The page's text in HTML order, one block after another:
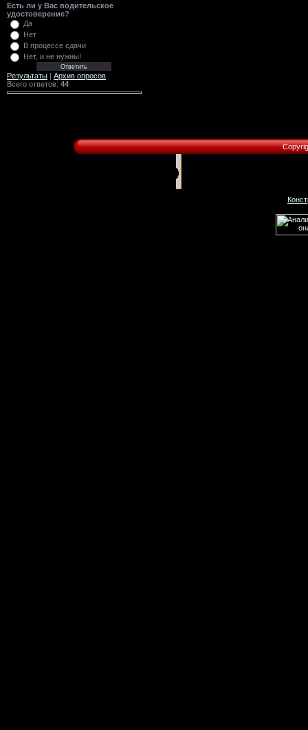
Есть ли у Вас водительское
удостоверение?
Да
Нет
В процессе сдачи
Нет, и не нужны!
Результаты | Архив опросов
Всего ответов: 44